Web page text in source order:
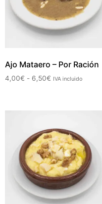
Ajo Mataero – Por Ración
4,00€ - 6,50€ IVA incluido